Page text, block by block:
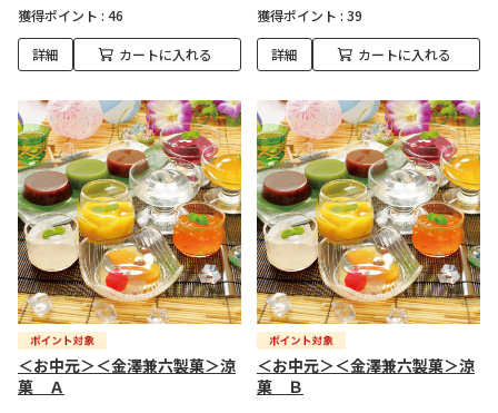
獲得ポイント : 46
詳細 カートに入れる
獲得ポイント : 39
詳細 カートに入れる
＜お中元＞＜金澤兼六製菓＞涼
菓 Ａ
＜お中元＞＜金澤兼六製菓＞涼
菓 Ｂ